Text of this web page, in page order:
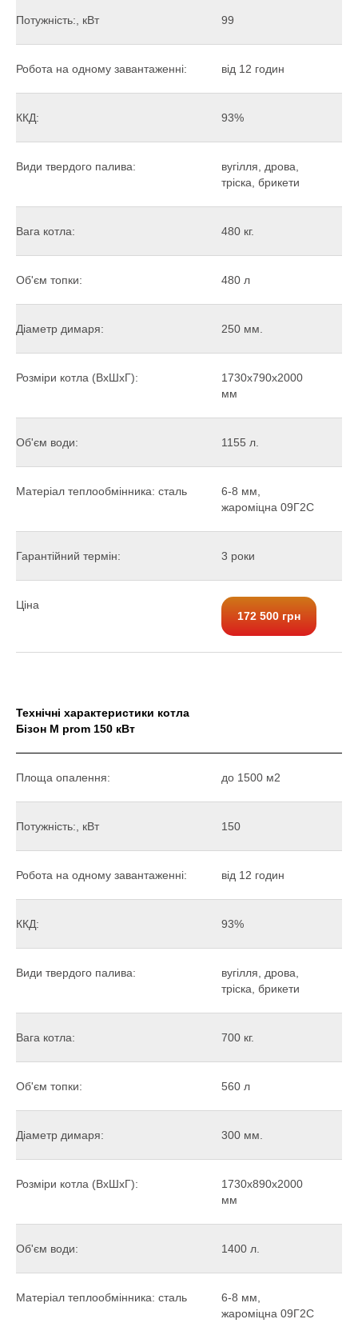
Потужність:, кВт 99
Робота на одному завантаженні: від 12 годин
ККД: 93%
Види твердого палива:
вугілля, дрова,
тріска, брикети
Вага котла: 480 кг.
Об'єм топки: 480 л
Діаметр димаря: 250 мм.
Розміри котла (ВхШхГ):
1730х790х2000
мм
Об'єм води: 1155 л.
Матеріал теплообмінника: сталь
6-8 мм,
жароміцна 09Г2С
Гарантійний термін: 3 роки
Ціна
172 500 грн
Технічні характеристики котла
Бізон М prom 150 кВт
Площа опалення: до 1500 м2
Потужність:, кВт 150
Робота на одному завантаженні: від 12 годин
ККД: 93%
Види твердого палива:
вугілля, дрова,
тріска, брикети
Вага котла: 700 кг.
Об'єм топки: 560 л
Діаметр димаря: 300 мм.
Розміри котла (ВхШхГ):
1730х890х2000
мм
Об'єм води: 1400 л.
Матеріал теплообмінника: сталь
6-8 мм,
жароміцна 09Г2С